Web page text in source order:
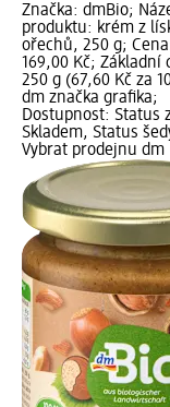
Značka: dmBio;
produktu: krém z
ořechů, 250 g;
169,00 Kč; Základní
250 g (67,60 Kč za
dm značka grafika;
Dostupnost: Status
Skladem, Status
Vybrat prodejnu dm